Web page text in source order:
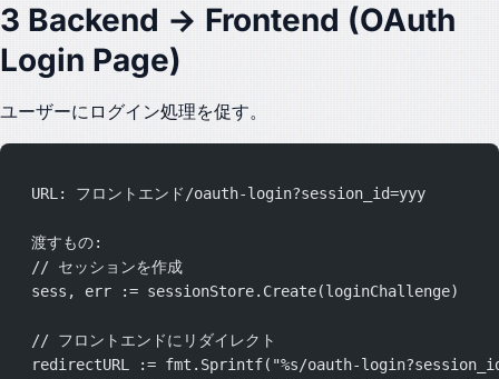
3 Backend → Frontend (OAuth
Login Page)
ユーザーにログイン処理を促す。
  URL: フロントエンド/oauth-login?session_id=yyy
  渡すもの:
  // セッションを作成
  sess, err := sessionStore.Create(loginChallenge)
  // フロントエンドにリダイレクト
redirectURL := fmt.Sprintf("%s/oauth-